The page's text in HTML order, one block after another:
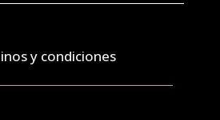
y condiciones